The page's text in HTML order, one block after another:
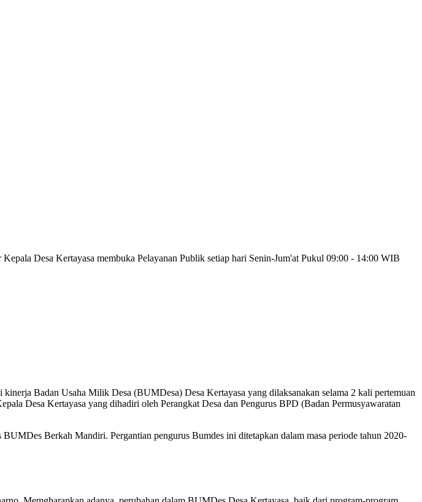
Desa Kertayasa membuka Pelayanan Publik setiap hari Senin-Jum'at Pukul 09:00 - 14:00 WIB
Badan Usaha Milik Desa (BUMDesa) Desa Kertayasa yang dilaksanakan selama 2 kali pertemuan
Desa Kertayasa yang dihadiri oleh Perangkat Desa dan Pengurus BPD (Badan Permusyawaratan
Berkah Mandiri. Pergantian pengurus Bumdes ini ditetapkan dalam masa periode tahun 2020-